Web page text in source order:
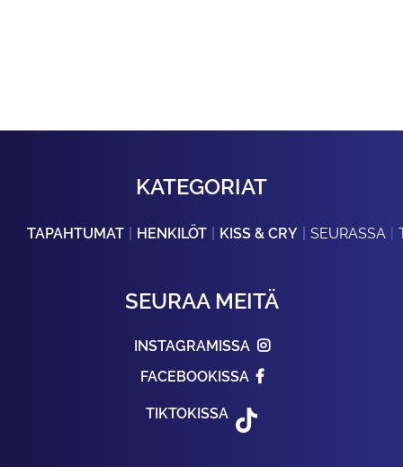
KATEGORIAT
TAPAHTUMAT HENKILÖT KISS & CRY SEURASSA
SEURAA MEITÄ
INSTAGRAMISSA
FACEBOOKISSA
TIKTOKISSA